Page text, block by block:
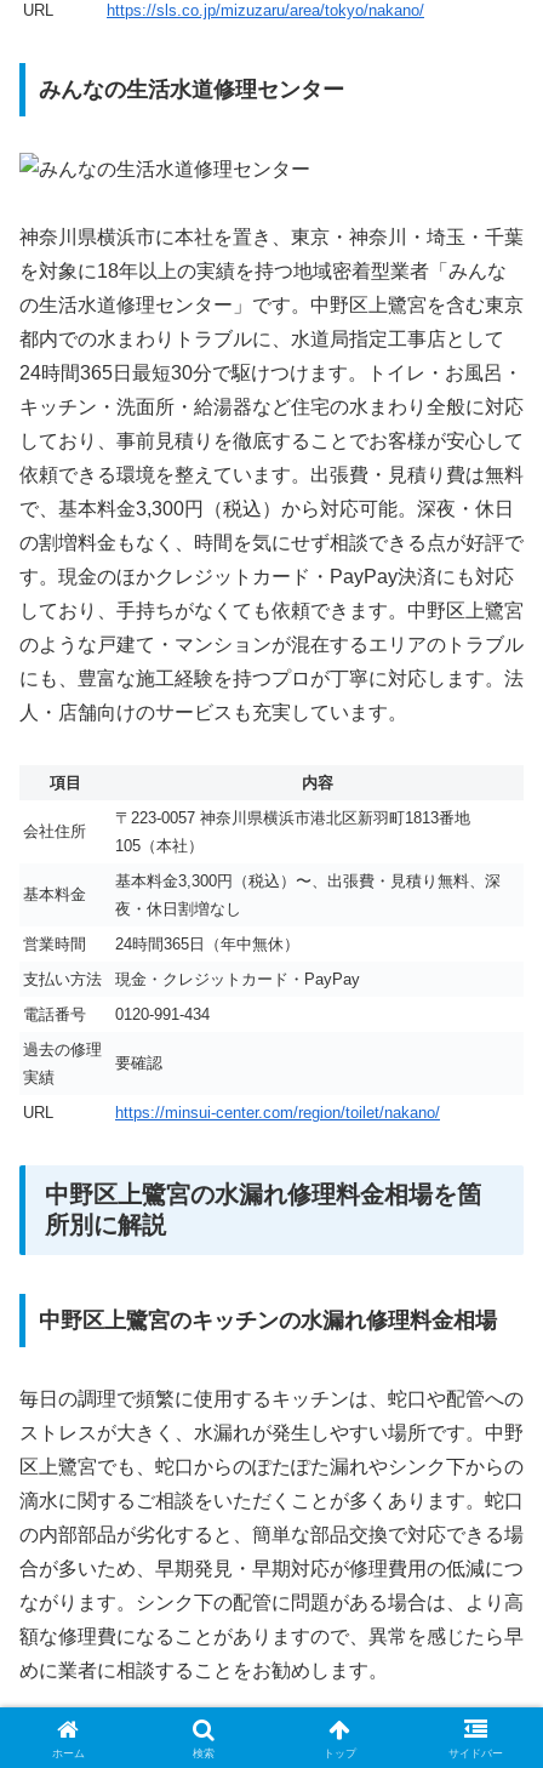
URL
https://sls.co.jp/mizuzaru/area/tokyo/nakano/
みんなの生活水道修理センター
神奈川県横浜市に本社を置き、東京・神奈川・埼玉・千葉
を対象に18年以上の実績を持つ地域密着型業者「みんな
の生活水道修理センター」です。中野区上鷺宮を含む東京
都内での水まわりトラブルに、水道局指定工事店として
24時間365日最短30分で駆けつけます。トイレ・お風呂・
キッチン・洗面所・給湯器など住宅の水まわり全般に対応
しており、事前見積りを徹底することでお客様が安心して
依頼できる環境を整えています。出張費・見積り費は無料
で、基本料金3,300円（税込）から対応可能。深夜・休日
の割増料金もなく、時間を気にせず相談できる点が好評で
す。現金のほかクレジットカード・PayPay決済にも対応
しており、手持ちがなくても依頼できます。中野区上鷺宮
のような戸建て・マンションが混在するエリアのトラブル
にも、豊富な施工経験を持つプロが丁寧に対応します。法
人・店舗向けのサービスも充実しています。
項目 内容
会社住所
〒223-0057 神奈川県横浜市港北区新羽町1813番地
105（本社）
基本料金
基本料金3,300円（税込）〜、出張費・見積り無料、深
夜・休日割増なし
営業時間
24時間365日（年中無休）
支払い方法
現金・クレジットカード・PayPay
電話番号
0120-991-434
過去の修理
実績
要確認
URL https://minsui-center.com/region/toilet/nakano/
中野区上鷺宮の水漏れ修理料金相場を箇
所別に解説
中野区上鷺宮のキッチンの水漏れ修理料金相場
毎日の調理で頻繁に使用するキッチンは、蛇口や配管への
ストレスが大きく、水漏れが発生しやすい場所です。中野
区上鷺宮でも、蛇口からのぽたぽた漏れやシンク下からの
滴水に関するご相談をいただくことが多くあります。蛇口
の内部部品が劣化すると、簡単な部品交換で対応できる場
合が多いため、早期発見・早期対応が修理費用の低減につ
ながります。シンク下の配管に問題がある場合は、より高
額な修理費になることがありますので、異常を感じたら早
めに業者に相談することをお勧めします。
修理内容
料金相場（目安）
ホーム 検索 トップ サイドバー